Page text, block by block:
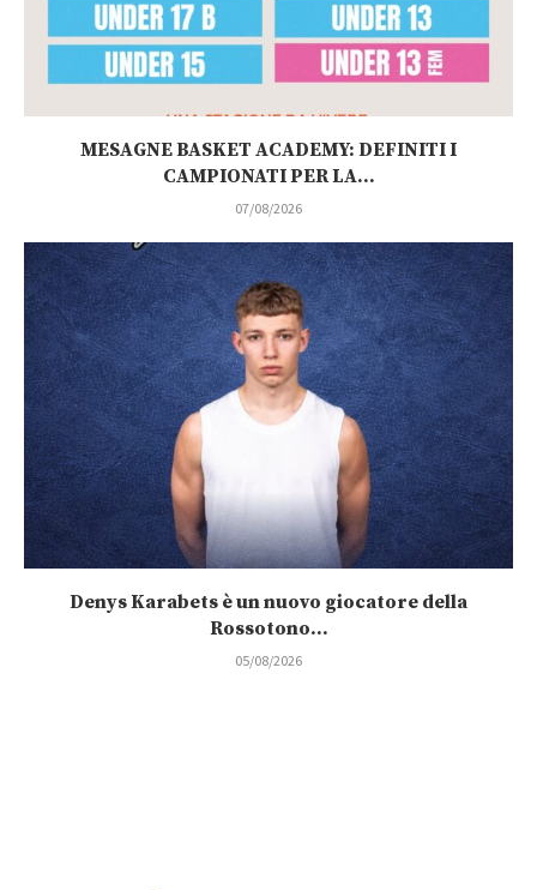
MESAGNE BASKET ACADEMY: DEFINITI I
CAMPIONATI PER LA...
07/08/2026
Denys Karabets è un nuovo giocatore della
Rossotono...
05/08/2026